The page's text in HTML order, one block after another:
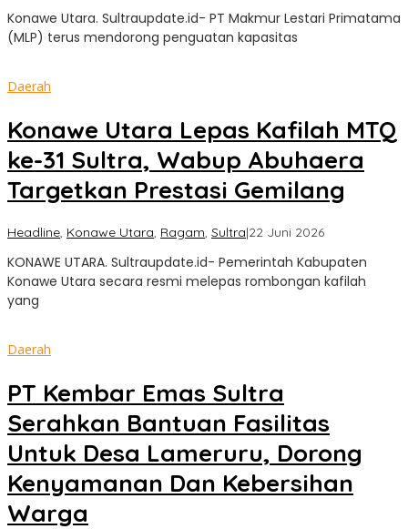
Update
Konawe Utara. Sultraupdate.id- PT Makmur Lestari Primatama
(MLP) terus mendorong penguatan kapasitas
Daerah
Konawe Utara Lepas Kafilah MTQ
ke-31 Sultra, Wabup Abuhaera
Targetkan Prestasi Gemilang
Headline, Konawe Utara, Ragam, Sultra|22 Juni 2026oleh
Update
KONAWE UTARA. Sultraupdate.id- Pemerintah Kabupaten
Konawe Utara secara resmi melepas rombongan kafilah
yang
Daerah
PT Kembar Emas Sultra
Serahkan Bantuan Fasilitas
Untuk Desa Lameruru, Dorong
Kenyamanan Dan Kebersihan
Warga